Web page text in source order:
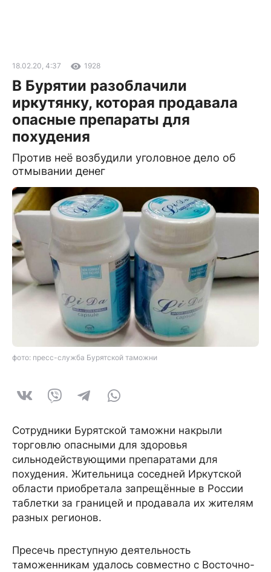
18.02.20, 4:37 1928
В Бурятии разоблачили
иркутянку, которая продавала
опасные препараты для
похудения
Против неё возбудили уголовное дело об
отмывании денег
фото: пресс-служба Бурятской таможни
Сотрудники Бурятской таможни накрыли
торговлю опасными для здоровья
сильнодействующими препаратами для
похудения. Жительница соседней Иркутской
области приобретала запрещённые в России
таблетки за границей и продавала их жителям
разных регионов.
Пресечь преступную деятельность
таможенникам удалось совместно с Восточно-